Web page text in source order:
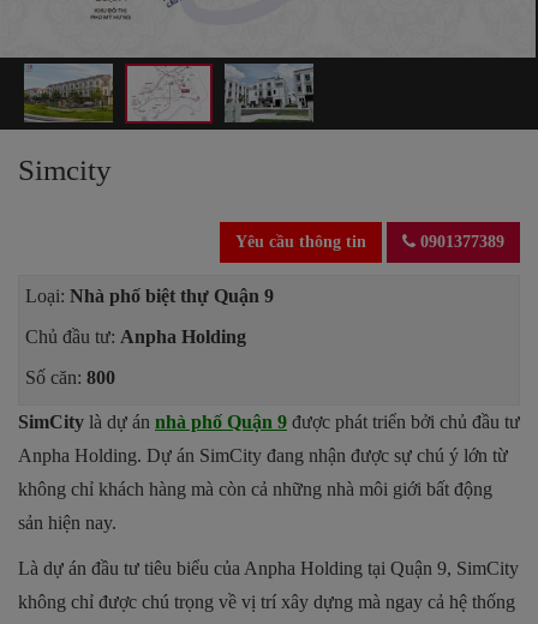
Simcity
Yêu cầu thông tin 0901377389
Loại: Nhà phố biệt thự Quận 9
Chủ đầu tư: Anpha Holding
Số căn: 800
SimCity là dự án nhà phố Quận 9 được phát triển bởi chủ đầu tư
Anpha Holding. Dự án SimCity đang nhận được sự chú ý lớn từ
không chỉ khách hàng mà còn cả những nhà môi giới bất động
sản hiện nay.
Là dự án đầu tư tiêu biểu của Anpha Holding tại Quận 9, SimCity
không chỉ được chú trọng về vị trí xây dựng mà ngay cả hệ thống